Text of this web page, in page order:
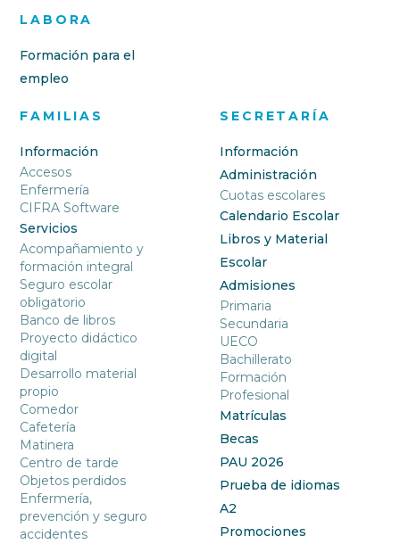
LABORA
Formación para el
empleo
FAMILIAS
Información
Accesos
Enfermería
CIFRA Software
Servicios
Acompañamiento y
formación integral
Seguro escolar
obligatorio
Banco de libros
Proyecto didáctico
digital
Desarrollo material
propio
Comedor
Cafetería
Matinera
Centro de tarde
Objetos perdidos
Enfermería,
prevención y seguro
accidentes
SECRETARÍA
Información
Administración
Cuotas escolares
Calendario Escolar
Libros y Material
Escolar
Admisiones
Primaria
Secundaria
UECO
Bachillerato
Formación
Profesional
Matrículas
Becas
PAU 2026
Prueba de idiomas
A2
Promociones